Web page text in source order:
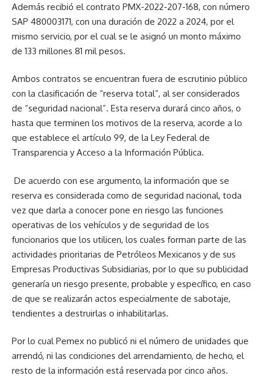
Además recibió el contrato PMX-2022-207-168, con número
SAP 480003171, con una duración de 2022 a 2024, por el
mismo servicio, por el cual se le asignó un monto máximo
de 133 millones 81 mil pesos.
Ambos contratos se encuentran fuera de escrutinio público
con la clasificación de “reserva total”, al ser considerados
de “seguridad nacional”. Esta reserva durará cinco años, o
hasta que terminen los motivos de la reserva, acorde a lo
que establece el artículo 99, de la Ley Federal de
Transparencia y Acceso a la Información Pública.
De acuerdo con ese argumento, la información que se
reserva es considerada como de seguridad nacional, toda
vez que darla a conocer pone en riesgo las funciones
operativas de los vehículos y de seguridad de los
funcionarios que los utilicen, los cuales forman parte de las
actividades prioritarias de Petróleos Mexicanos y de sus
Empresas Productivas Subsidiarias, por lo que su publicidad
generaría un riesgo presente, probable y específico, en caso
de que se realizarán actos especialmente de sabotaje,
tendientes a destruirlas o inhabilitarlas.
Por lo cual Pemex no publicó ni el número de unidades que
arrendó, ni las condiciones del arrendamiento, de hecho, el
resto de la información está reservada por cinco años.